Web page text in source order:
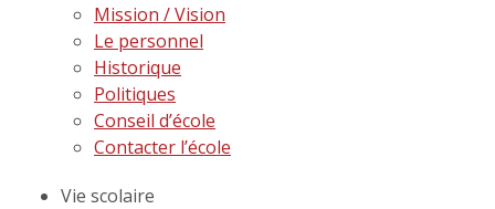
Mission / Vision
Le personnel
Historique
Politiques
Conseil d’école
Contacter l’école
Vie scolaire